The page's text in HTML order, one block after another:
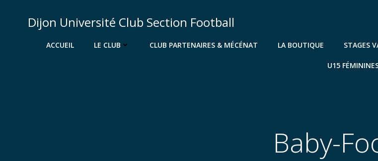
contenuDijon Université Club Section Football
ACCUEIL LE CLUB CLUB PARTENAIRES & MÉCÉNAT LA BOUTIQUE STAGES
U15
Baby-